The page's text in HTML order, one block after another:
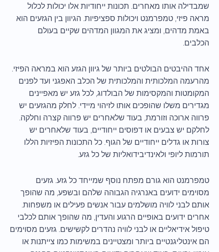
שמבדילה אותו מאחרים. תכונות ייחודיות אלו יכולות לכלול
מראה פיזי, טמפרמנט ויכולות ספציפיות. הגיוון בין הגזעים הוא
באמת מדהים, ומציג את המגוון המדהים שקיים בעולם
הכלבים.
אחד ההיבטים הבולטים ביותר של גיוון הגזע הוא במראה הפיזי.
מהרעמה המלכותית והמלכותית של הכלב האפגני ועד לפנים
המקומטות והמקסימות של הבולדוג, לכל גזע יש מאפיינים
מגדירים משלו שהופכים אותו לזיהוי מיידי. לחלק מהגזעים יש
פרווה ארוכה וזורמת, בעוד שלאחרים יש פרווה קצרה וחלקה.
לחלקם יש צבעים או דפוסים ייחודיים, בעוד שלאחרים יש
צורות או גדלים ייחודיים של הגוף. כל התכונות הפיזיות הללו
תורמות ליופי ולאינדיבידואליות של כל גזע.
טמפרמנט הוא גורם מפתח נוסף שמייחד כל גזע. גזעים
מסוימים ידועים באנרגיה הגבוהה שלהם ובשפע, מה שהופך
אותם לבני לוויה מושלמים עבור אנשים פעילים או משפחות.
אחרים ידועים באופיים הרגוע והעדין, מה שהופך אותם לכלבי
טיפול אידיאליים או לבני לוויה נהדרים לקשישים. גזעים מסוימים
הם אינטליגנטיים ביותר ומצטיינים במשימות כמו צייתנות או